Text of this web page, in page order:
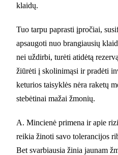
klaidų.
Tuo tarpu paprasti įpročiai,
apsaugoti nuo brangiausių
nei uždirbi, turėti atidėtą
žiūrėti į skolinimąsi ir pradėti
keturios taisyklės nėra raketų
stebėtinai mažai žmonių.
A. Mincienė primena ir apie
reikia žinoti savo tolerancijos
Bet svarbiausia žinia jaunam